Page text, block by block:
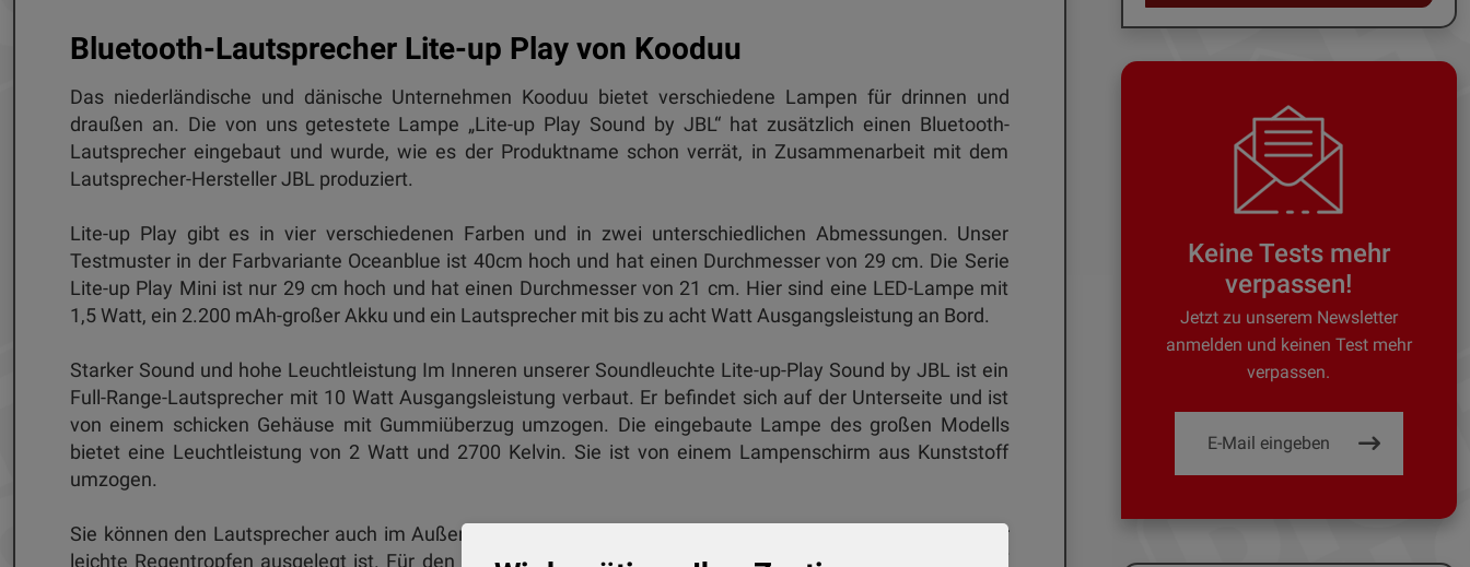
Bluetooth-Lautsprecher Lite-up Play von Kooduu
Das niederländische und dänische Unternehmen Kooduu bietet verschiedene Lampen für drinnen und
draußen an. Die von uns getestete Lampe „Lite-up Play Sound by JBL“ hat zusätzlich einen Bluetooth-
Lautsprecher eingebaut und wurde, wie es der Produktname schon verrät, in Zusammenarbeit mit dem
Lautsprecher-Hersteller JBL produziert.
Lite-up Play gibt es in vier verschiedenen Farben und in zwei unterschiedlichen Abmessungen. Unser
Testmuster in der Farbvariante Oceanblue ist 40cm hoch und hat einen Durchmesser von 29 cm. Die Serie
Lite-up Play Mini ist nur 29 cm hoch und hat einen Durchmesser von 21 cm. Hier sind eine LED-Lampe mit
1,5 Watt, ein 2.200 mAh-großer Akku und ein Lautsprecher mit bis zu acht Watt Ausgangsleistung an Bord.
Starker Sound und hohe Leuchtleistung Im Inneren unserer Soundleuchte Lite-up-Play Sound by JBL ist ein
Full-Range-Lautsprecher mit 10 Watt Ausgangsleistung verbaut. Er befindet sich auf der Unterseite und ist
von einem schicken Gehäuse mit Gummiüberzug umzogen. Die eingebaute Lampe des großen Modells
bietet eine Leuchtleistung von 2 Watt und 2700 Kelvin. Sie ist von einem Lampenschirm aus Kunststoff
umzogen.
Sie können den Lautsprecher auch im Außenbereich aufstellen, sollten aber darauf achten, dass er nur für
leichte Regentropfen ausgelegt ist. Für den praktischen Transport ist die Soundlampe mit einem Holzgriff
Keine Tests mehr
verpassen!
Jetzt zu unserem Newsletter
anmelden und keinen Test mehr
verpassen.